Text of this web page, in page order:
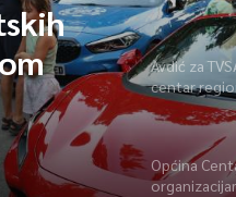
Avdić za
centar
gradova
Općina